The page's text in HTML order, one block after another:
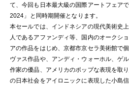
て、今回も日本最大級の国際アートフェア
2024」と同時期開催となります。
本セールでは、インドネシアの現代美術史
人であるアファンディ等、国内のオークシ
アの作品をはじめ、京都市京セラ美術館で
ヴァス作品や、アンディ・ウォーホル、ゲ
作家の優品、アメリカのポップな表現を取
の日本社会をアイロニックに表現した小島